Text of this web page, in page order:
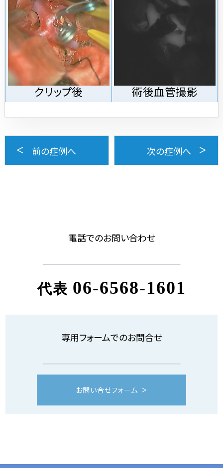
クリップ後 術後血管撮影
前の症例へ 次の症例へ
電話でのお問い合わせ
代表 06-6568-1601
専用フォームでのお問合せ
お問い合せフォーム